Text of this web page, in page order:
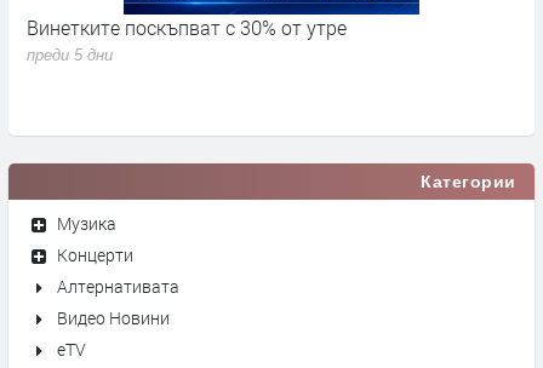
Винетките поскъпват с 30% от утре
преди 5 дни
Категории
Музика
Концерти
Алтернативата
Видео Новини
eTV